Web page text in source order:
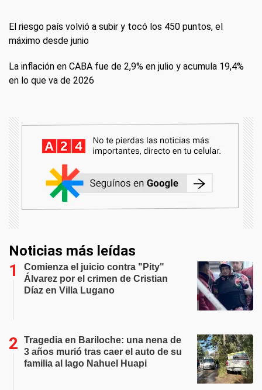
El riesgo país volvió a subir y tocó los 450 puntos, el
máximo desde junio
La inflación en CABA fue de 2,9% en julio y acumula 19,4%
en lo que va de 2026
Noticias más leídas
Comienza el juicio contra "Pity"
Álvarez por el crimen de Cristian
Díaz en Villa Lugano
Tragedia en Bariloche: una nena de
3 años murió tras caer el auto de su
familia al lago Nahuel Huapi